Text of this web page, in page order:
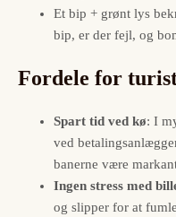
Et bip + grønt lys
bip, er der fejl, og
Fordele for
Spart tid ved kø: I
ved
banerne være
Ingen stress med
og slipper for at